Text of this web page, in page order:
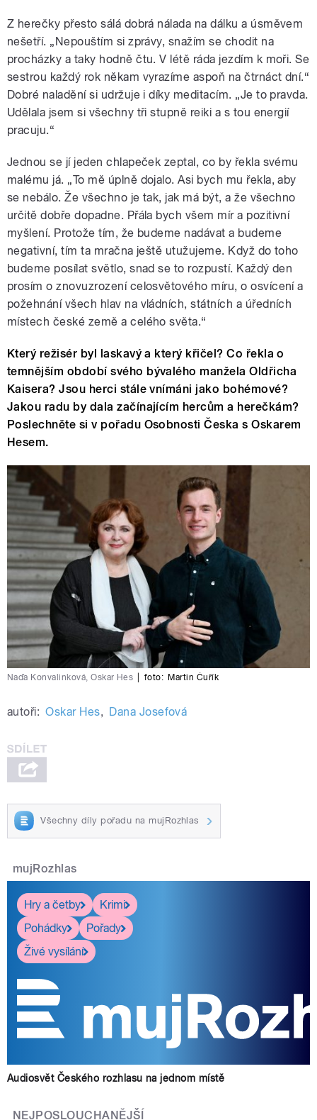
Z herečky přesto sálá dobrá nálada na dálku a úsměvem
nešetří. „Nepouštím si zprávy, snažím se chodit na
procházky a taky hodně čtu. V létě ráda jezdím k moři. Se
sestrou každý rok někam vyrazíme aspoň na čtrnáct dní.“
Dobré naladění si udržuje i díky meditacím. „Je to pravda.
Udělala jsem si všechny tři stupně reiki a s tou energií
pracuju.“
Jednou se jí jeden chlapeček zeptal, co by řekla svému
malému já. „To mě úplně dojalo. Asi bych mu řekla, aby
se nebálo. Že všechno je tak, jak má být, a že všechno
určitě dobře dopadne. Přála bych všem mír a pozitivní
myšlení. Protože tím, že budeme nadávat a budeme
negativní, tím ta mračna ještě utužujeme. Když do toho
budeme posílat světlo, snad se to rozpustí. Každý den
prosím o znovuzrození celosvětového míru, o osvícení a
požehnání všech hlav na vládních, státních a úředních
místech české země a celého světa.“
Který režisér byl laskavý a který křičel? Co řekla o
temnějším období svého bývalého manžela Oldřicha
Kaisera? Jsou herci stále vnímáni jako bohémové?
Jakou radu by dala začínajícím hercům a herečkám?
Poslechněte si v pořadu Osobnosti Česka s Oskarem
Hesem.
Naďa Konvalinková, Oskar Hes foto: Martin Čuřík
autoři: Oskar Hes, Dana Josefová
Všechny díly pořadu na mujRozhlas
mujRozhlas
Hry a četby
Krimi
Pohádky
Pořady
Živé vysílání
Audiosvět Českého rozhlasu na jednom místě
NEJPOSLOUCHANĚJŠÍ